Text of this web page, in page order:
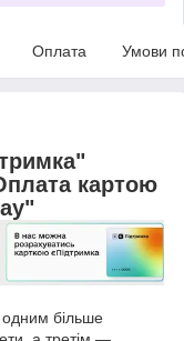
Оплата Умови
картою
одним більше